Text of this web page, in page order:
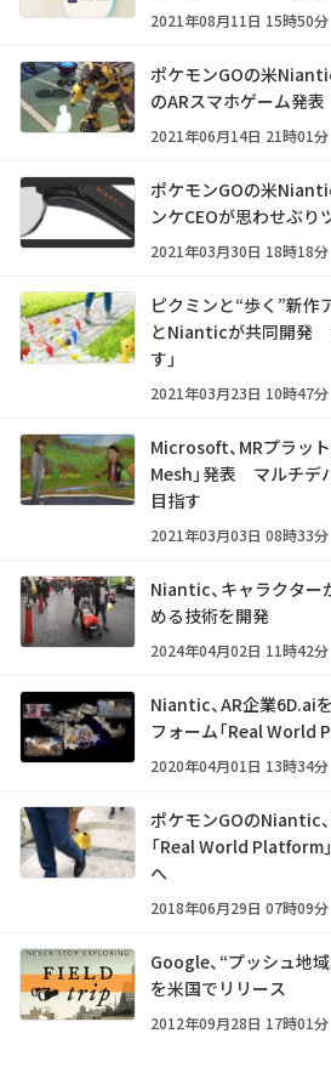
2021年08月11日 15時50分
ポケモンGOの米Niantic
のARスマホゲーム発
2021年06月14日 21時01分
ポケモンGOの米
ンケCEOが思わせぶり
2021年03月30日 18時18分
ピクミンと“歩く”新
とNianticが共同開発
す」
2021年03月23日 10時47分
Microsoft、MRプラッ
Mesh」発表 マルチデ
目指す
2021年03月03日 08時33分
Niantic、キャラクター
める技術を開発
2024年04月02日 11時42分
Niantic、AR企業6D.ai
フォーム「Real World
2020年04月01日 13時34分
ポケモンGOのNiantic
「Real World Platform
へ
2018年06月29日 07時09分
Google、“プッシュ地
を米国でリリース
2012年09月28日 17時01分